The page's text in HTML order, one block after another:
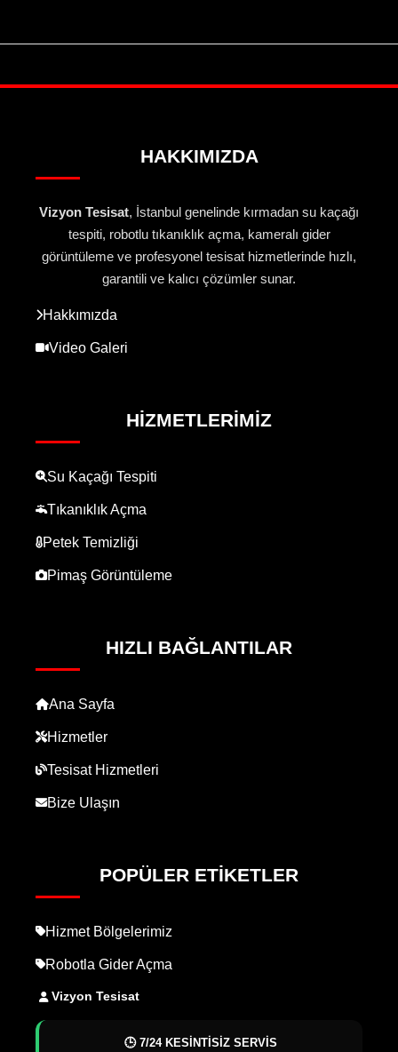
HAKKIMIZDA
Vizyon Tesisat, İstanbul genelinde kırmadan su kaçağı
tespiti, robotlu tıkanıklık açma, kameralı gider
görüntüleme ve profesyonel tesisat hizmetlerinde hızlı,
garantili ve kalıcı çözümler sunar.
Hakkımızda
Video Galeri
HIZMETLERIMIZ
Su Kaçağı Tespiti
Tıkanıklık Açma
Petek Temizliği
Pimaş Görüntüleme
HIZLI BAĞLANTILAR
Ana Sayfa
Hizmetler
Tesisat Hizmetleri
Bize Ulaşın
POPÜLER ETIKETLER
Hizmet Bölgelerimiz
Robotla Gider Açma
Vizyon Tesisat
🕒 7/24 KESİNTİSİZ SERVİS